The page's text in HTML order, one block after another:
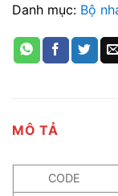
Danh mục: Bộ
MÔ TẢ
CODE